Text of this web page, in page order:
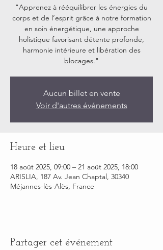
"Apprenez à rééquilibrer les énergies du
corps et de l’esprit grâce à notre formation
en soin énergétique, une approche
holistique favorisant détente profonde,
harmonie intérieure et libération des
blocages."
Aucun billet en vente
Voir d'autres événements
Heure et lieu
18 août 2025, 09:00 – 21 août 2025, 18:00
ARISLIA, 187 Av. Jean Chaptal, 30340
Méjannes-lès-Alès, France
Partager cet événement